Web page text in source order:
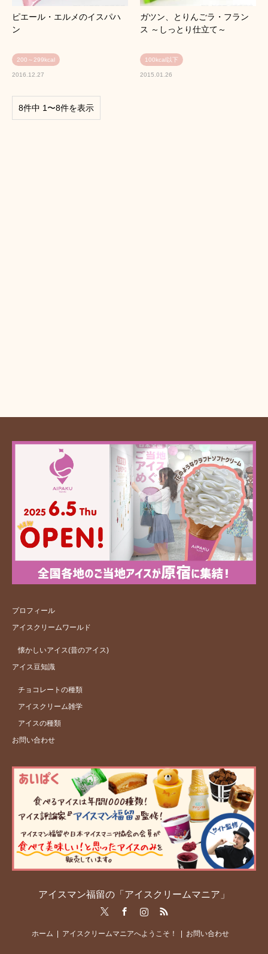
ピエール・エルメのイスパハ
ン
200～299kcal
2016.12.27
ガツン、とりんごラ・フラン
ス ～しっとり仕立て～
100kcal以下
2015.01.26
8件中 1〜8件を表示
プロフィール
アイスクリームワールド
懐かしいアイス(昔のアイス)
アイス豆知識
チョコレートの種類
アイスクリーム雑学
アイスの種類
お問い合わせ
アイスマン福留の「アイスクリームマニア」
RSS
ホーム アイスクリームマニアへようこそ！ お問い合わせ